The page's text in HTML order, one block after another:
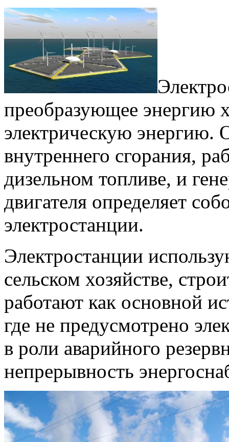
преобразующее энергию
электрическую энергию.
внутреннего сгорания,
дизельном топливе, и
двигателя определяет
электростанции.
Электростанции
сельском хозяйстве,
работают как основной
где не предусмотрено
в роли аварийного
непрерывность